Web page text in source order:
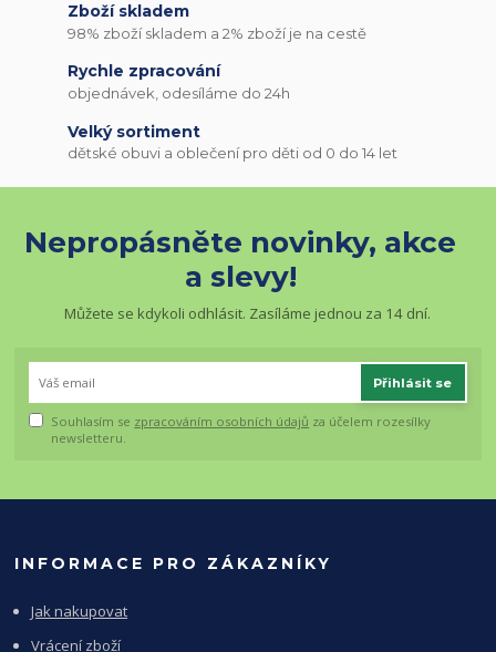
Zboží skladem
98% zboží skladem a 2% zboží je na cestě
Rychle zpracování
objednávek, odesíláme do 24h
Velký sortiment
dětské obuvi a oblečení pro děti od 0 do 14 let
Nepropásněte novinky, akce
a slevy!
Můžete se kdykoli odhlásit. Zasíláme jednou za 14 dní.
Přihlásit se
Souhlasím se zpracováním osobních údajů za účelem rozesílky
newsletteru.
INFORMACE PRO ZÁKAZNÍKY
Jak nakupovat
Vrácení zboží